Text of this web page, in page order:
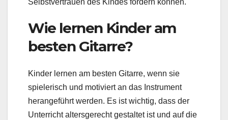
Selbstvertrauen des Kindes fördern können.
Wie lernen Kinder am
besten Gitarre?
Kinder lernen am besten Gitarre, wenn sie
spielerisch und motiviert an das Instrument
herangeführt werden. Es ist wichtig, dass der
Unterricht altersgerecht gestaltet ist und auf die